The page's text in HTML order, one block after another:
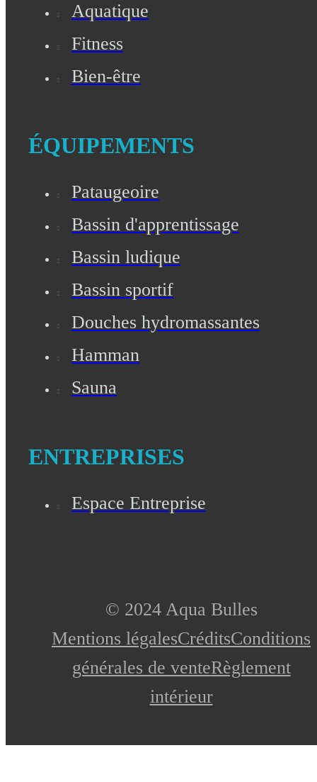
Aquatique
Fitness
Bien-être
ÉQUIPEMENTS
Pataugeoire
Bassin d'apprentissage
Bassin ludique
Bassin sportif
Douches hydromassantes
Hamman
Sauna
ENTREPRISES
Espace Entreprise
© 2024 Aqua Bulles
Mentions légalesCréditsConditions
générales de venteRèglement
intérieur